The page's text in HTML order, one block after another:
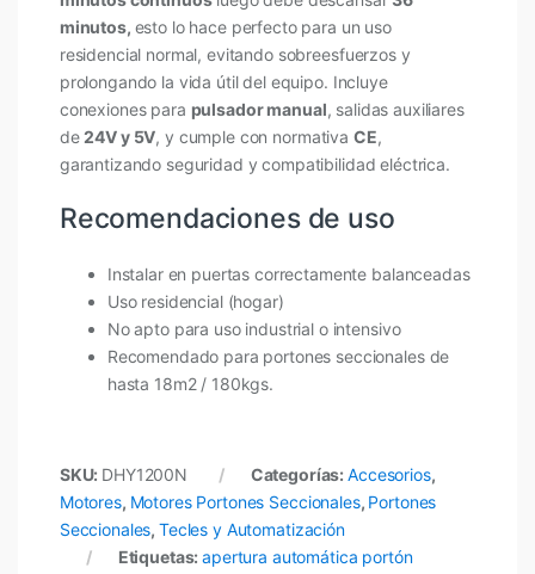
minutos, esto lo hace perfecto para un uso
residencial normal, evitando sobreesfuerzos y
prolongando la vida útil del equipo. Incluye
conexiones para pulsador manual, salidas auxiliares
de24V y 5V, y cumple con normativa CE,
garantizando seguridad y compatibilidad eléctrica.
Recomendaciones de uso
Instalar en puertas correctamente balanceadas
Uso residencial (hogar)
No apto para uso industrial o intensivo
Recomendado para portones seccionales de
hasta 18m2 / 180kgs.
SKU: DHY1200N Categorías:Accesorios,
Motores, Motores Portones Seccionales, Portones
Seccionales,Tecles y Automatización
Etiquetas:apertura automática portón